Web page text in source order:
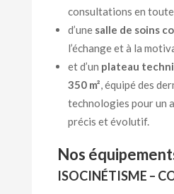
consultations en
d’une salle de soins
l’échange et à la
et d’un plateau
350 m², équipé des
technologies pour un
précis et évolutif.
Nos
ISOCINÉTISME –